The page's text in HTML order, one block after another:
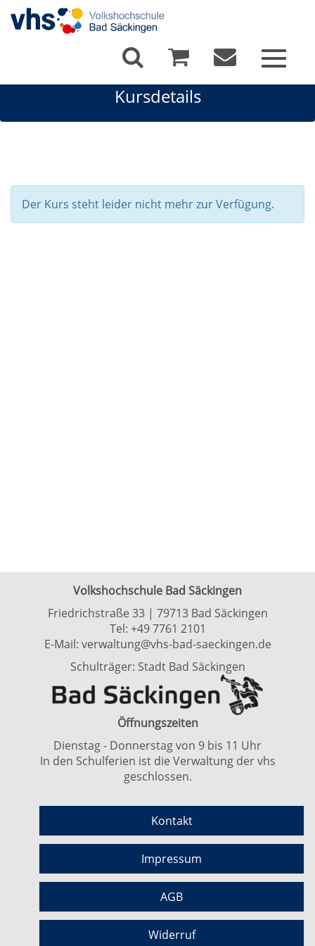
Toggle
Kursdetails
Der Kurs steht leider nicht mehr zur Verfügung.
Volkshochschule Bad Säckingen
Friedrichstraße 33 | 79713 Bad Säckingen
Tel: +49 7761 2101
E-Mail: verwaltung@vhs-bad-saeckingen.de
Schulträger: Stadt Bad Säckingen
Öffnungszeiten
Dienstag - Donnerstag von 9 bis 11 Uhr
In den Schulferien ist die Verwaltung der vhs
geschlossen.
Kontakt
Impressum
AGB
Widerruf